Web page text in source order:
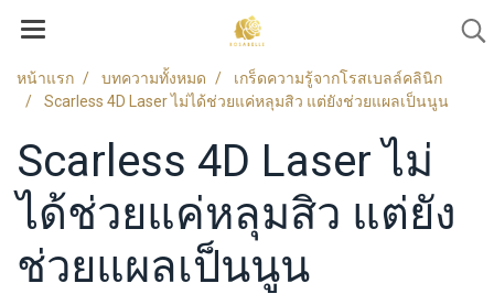
หน้าแรก บทความทั้งหมด
เกร็ดความรู้จากโรสเบลล์คลินิก
Scarless 4D Laser ไม่ได้ช่วยแค่หลุมสิว แต่ยังช่วยแผลเป็นนูน
Scarless 4D Laser ไม่
ได้ช่วยแค่หลุมสิว แต่ยัง
ช่วยแผลเป็นนูน